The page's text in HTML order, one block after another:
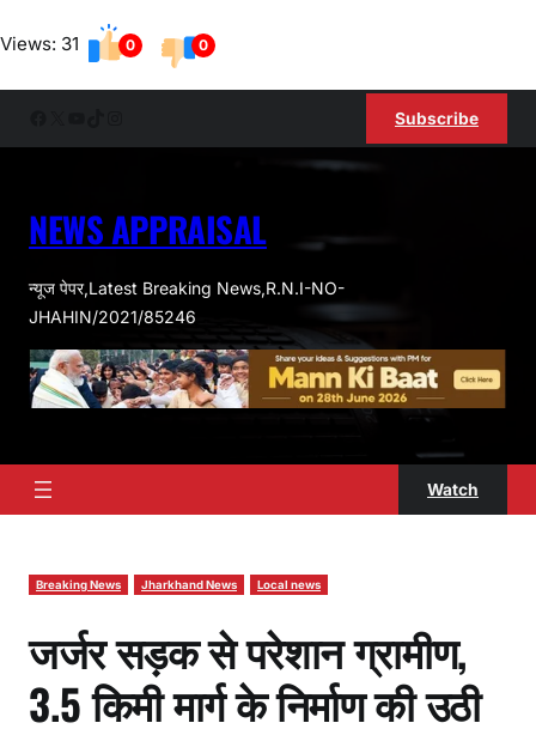
Views: 31 0 0
Subscribe
NEWS APPRAISAL
न्यूज पेपर,Latest Breaking News,R.N.I-NO-
JHAHIN/2021/85246
Watch
Breaking News Jharkhand News Local news
जर्जर सड़क से परेशान ग्रामीण,
3.5 किमी मार्ग के निर्माण की उठी